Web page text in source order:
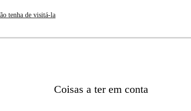
você estará rodeado por marcos culturais e atrações
central deste imóvel garante que você tenha acesso a
tenha de visitá-la
Coisas a ter em conta